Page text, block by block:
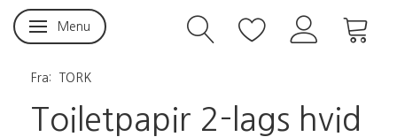
Skifte navigation
Menu
Fra: TORK
Toiletpapir 2-lags hvid